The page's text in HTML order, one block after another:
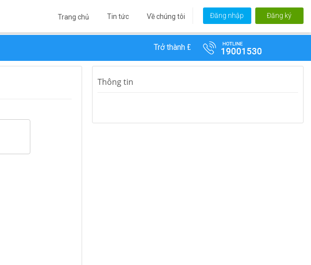
Đăng nhập Đăng ký
Trang chủ Tin tức Về chúng tôi
Trở thành Đại lý VTC 365 để hưởng chiết khấu
Thông tin